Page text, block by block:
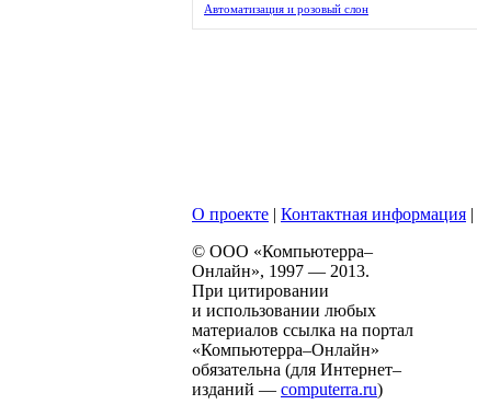
Автоматизация и розовый слон
О проекте | Контактная информация |
© ООО «Компьютерра–
Онлайн», 1997 — 2013.
При цитировании
и использовании любых
материалов ссылка на портал
«Компьютерра–Онлайн»
обязательна (для Интернет–
изданий — computerra.ru)